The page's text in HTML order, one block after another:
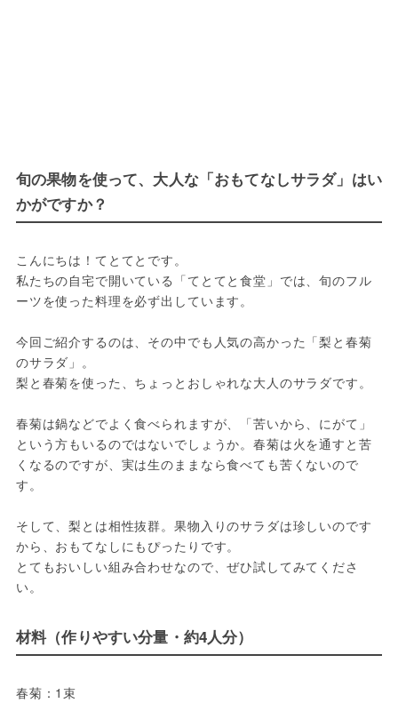
旬の果物を使って、大人な「おもてなしサラダ」はい
かがですか？
こんにちは！てとてとです。
私たちの自宅で開いている「てとてと食堂」では、旬のフル
ーツを使った料理を必ず出しています。
今回ご紹介するのは、その中でも人気の高かった「梨と春菊
のサラダ」。
梨と春菊を使った、ちょっとおしゃれな大人のサラダです。
春菊は鍋などでよく食べられますが、「苦いから、にがて」
という方もいるのではないでしょうか。春菊は火を通すと苦
くなるのですが、実は生のままなら食べても苦くないので
す。
そして、梨とは相性抜群。果物入りのサラダは珍しいのです
から、おもてなしにもぴったりです。
とてもおいしい組み合わせなので、ぜひ試してみてくださ
い。
材料（作りやすい分量・約4人分）
春菊：1束